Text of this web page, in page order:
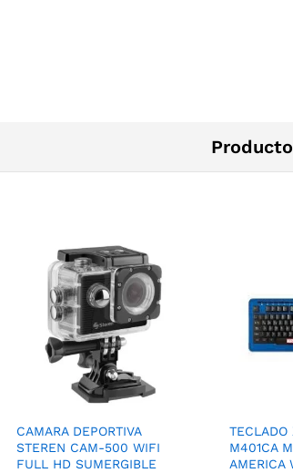
CAMARA DEPORTIVA
STEREN CAM-500 WIFI
FULL HD SUMERGIBLE
TECLADO
M401CA
AMERICA